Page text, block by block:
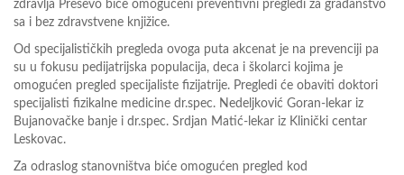
zdravlja Preševo biće omogućeni preventivni pregledi za građanstvo
sa i bez zdravstvene knjižice.
Od specijalističkih pregleda ovoga puta akcenat je na prevenciji pa
su u fokusu pedijatrijska populacija, deca i školarci kojima je
omogućen pregled specijaliste fizijatrije. Pregledi će obaviti doktori
specijalisti fizikalne medicine dr.spec. Nedeljković Goran-lekar iz
Bujanovačke banje i dr.spec. Srdjan Matić-lekar iz Klinički centar
Leskovac.
Za odraslog stanovništva biće omogućen pregled kod